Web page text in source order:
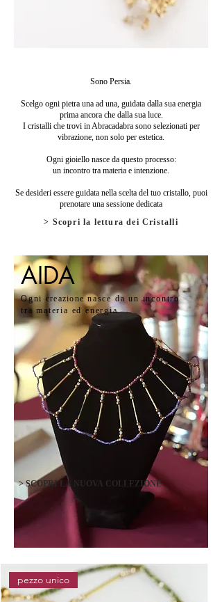
Sono Persia.
Scelgo ogni pietra una ad una, guidata dalla sua energia
prima ancora che dalla sua luce.
I cristalli che trovi in Abracadabra sono selezionati per
vibrazione, non solo per estetica.
Ogni gioiello nasce da questo processo:
un incontro tra materia e intenzione.
Se desideri essere guidata nella scelta del tuo cristallo, puoi
prenotare una sessione dedicata
> Scopri la lettura dei Cristalli
Ogni creazionenasce da un incontro
tra materia ed energia
> SCOPRI LA NUOVA COLLEZIONE
AIDA
pezzo unico